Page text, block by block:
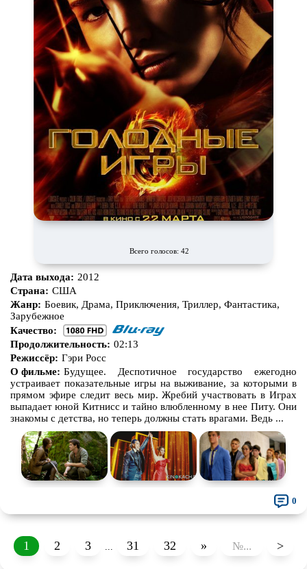
Всего голосов: 42
Дата выхода: 2012
Страна: США
Жанр: Боевик, Драма, Приключения, Триллер, Фантастика,
Зарубежное
Качество:
Продолжительность: 02:13
Режиссёр: Гэри Росс
О фильме: Будущее. Деспотичное государство ежегодно
устраивает показательные игры на выживание, за которыми в
прямом эфире следит весь мир. Жребий участвовать в Играх
выпадает юной Китнисс и тайно влюбленному в нее Питу. Они
знакомы с детства, но теперь должны стать врагами. Ведь ...
0
1 2 3 ... 31 32 » >